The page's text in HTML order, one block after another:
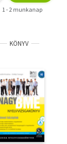
1 - 2 munkanap
KÖNYV